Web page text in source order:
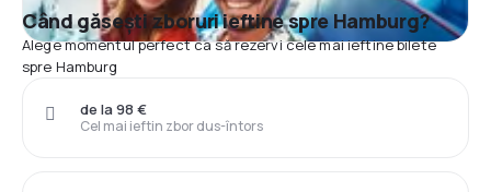
Când găsești zboruri ieftine spre Hamburg?
Alege momentul perfect ca să rezervi cele mai ieftine bilete
spre Hamburg
Cel mai ieftin zbor dus-întors
de la 98 €